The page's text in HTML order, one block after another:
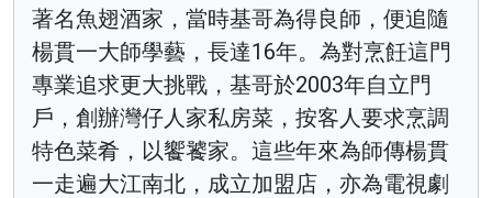
著名魚翅酒家，當時基哥為得良師，便追隨
楊貫一大師學藝，長達16年。為對烹飪這門
專業追求更大挑戰，基哥於2003年自立門
戶，創辦灣仔人家私房菜，按客人要求烹調
特色菜肴，以饗饕家。這些年來為師傳楊貫
一走遍大江南北，成立加盟店，亦為電視劇